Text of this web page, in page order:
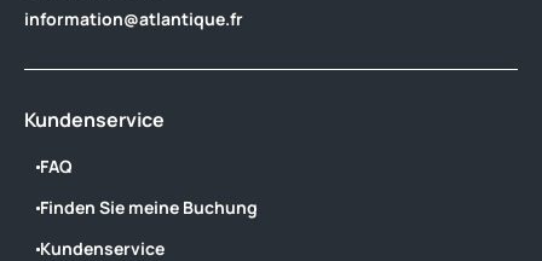
information@atlantique.fr
Kundenservice
FAQ
Finden Sie meine Buchung
Kundenservice